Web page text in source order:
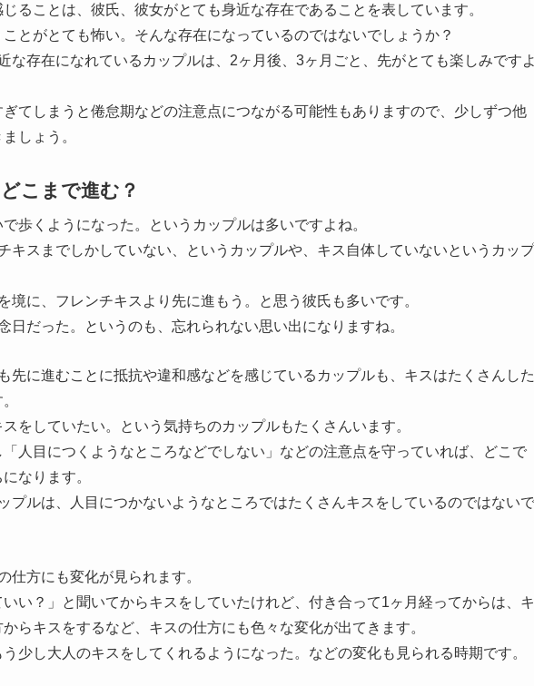
ることは、彼氏、彼女がとても身近な存在であることを表しています。
とがとても怖い。そんな存在になっているのではないでしょうか？
な存在になれているカップルは、2ヶ月後、3ヶ月ごと、先がとても楽しみですよ
てしまうと倦怠期などの注意点につながる可能性もありますので、少しずつ他
しょう。
こまで進む？
歩くようになった。というカップルは多いですよね。
キスまでしかしていない、というカップルや、キス自体していないというカップ
境に、フレンチキスより先に進もう。と思う彼氏も多いです。
日だった。というのも、忘れられない思い出になりますね。
先に進むことに抵抗や違和感などを感じているカップルも、キスはたくさんした
をしていたい。という気持ちのカップルもたくさんいます。
人目につくようなところなどでしない」などの注意点を守っていれば、どこで
なります。
プルは、人目につかないようなところではたくさんキスをしているのではないで
仕方にも変化が見られます。
い？」と聞いてからキスをしていたけれど、付き合って1ヶ月経ってからは、キ
らキスをするなど、キスの仕方にも色々な変化が出てきます。
少し大人のキスをしてくれるようになった。などの変化も見られる時期です。